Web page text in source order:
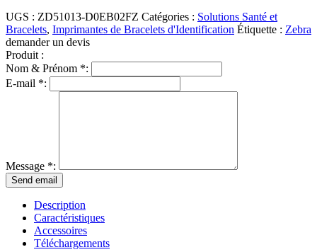
UGS : ZD51013-D0EB02FZ Catégories : Solutions Santé et
Bracelets, Imprimantes de Bracelets d'Identification Étiquette : Zebra
demander un devis
Produit :
Nom & Prénom *:
E-mail *:
Message *:
Description
Caractéristiques
Accessoires
Téléchargements